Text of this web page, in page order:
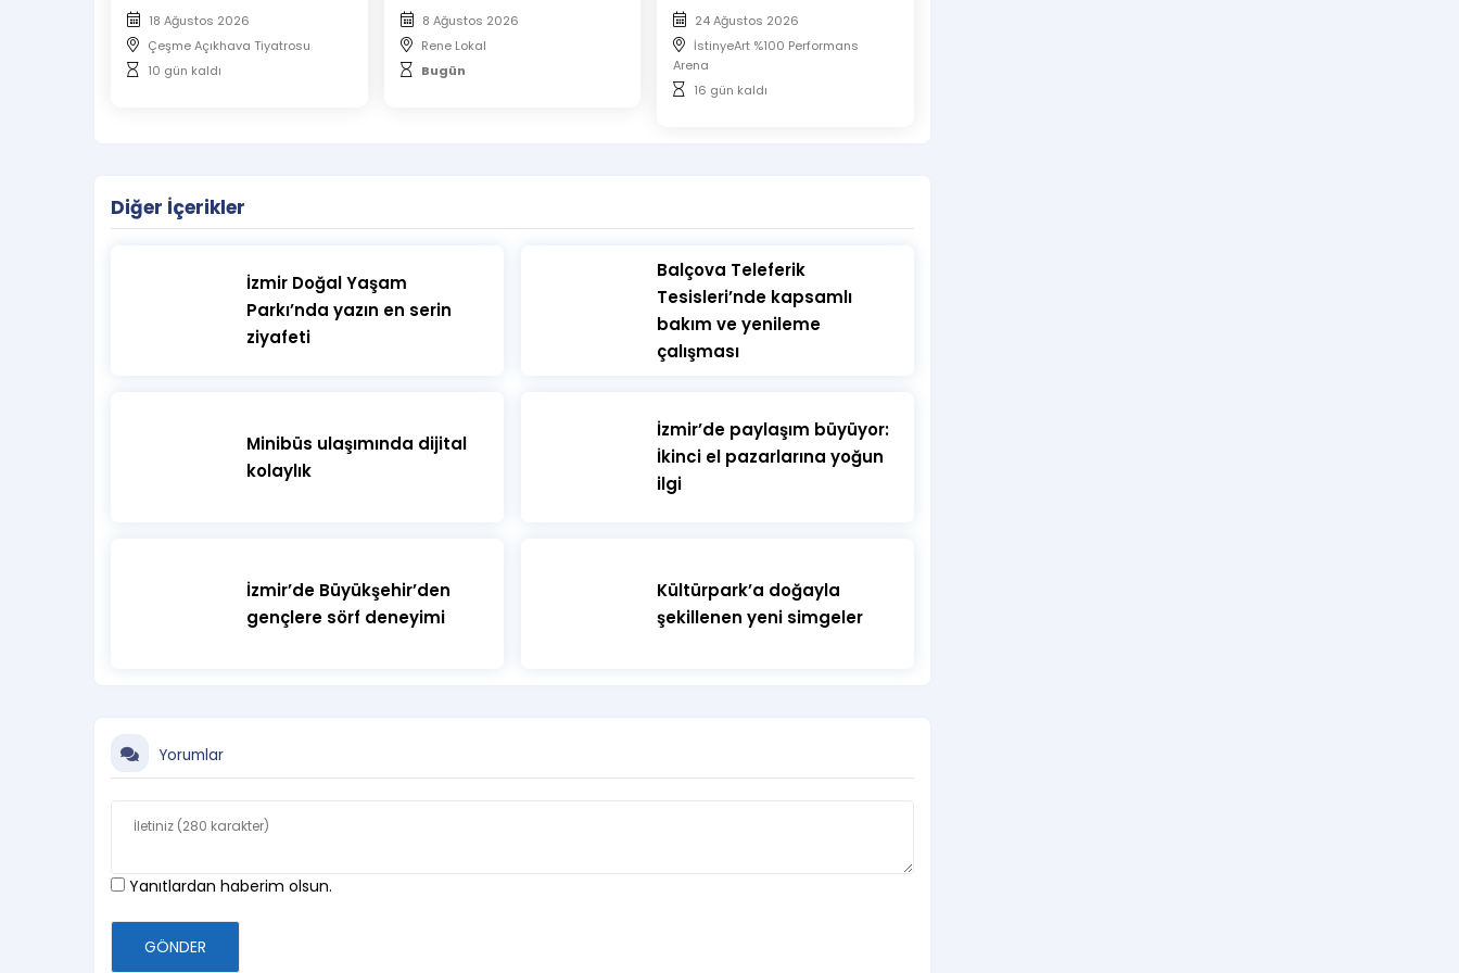
18 Ağustos 2026
Çeşme Açıkhava Tiyatrosu
10 gün kaldı
8 Ağustos 2026
Rene Lokal
Bugün
24 Ağustos 2026
İstinyeArt %100 Performans
Arena
16 gün kaldı
Diğer İçerikler
İzmir Doğal Yaşam
Parkı’nda yazın en serin
ziyafeti
​Balçova Teleferik
Tesisleri’nde kapsamlı
bakım ve yenileme
çalışması
Minibüs ulaşımında dijital
kolaylık
İzmir’de paylaşım büyüyor:
İkinci el pazarlarına yoğun
ilgi
İzmir’de Büyükşehir’den
gençlere sörf deneyimi
Kültürpark’a doğayla
şekillenen yeni simgeler
Yorumlar
Yanıtlardan haberim olsun.
GÖNDER